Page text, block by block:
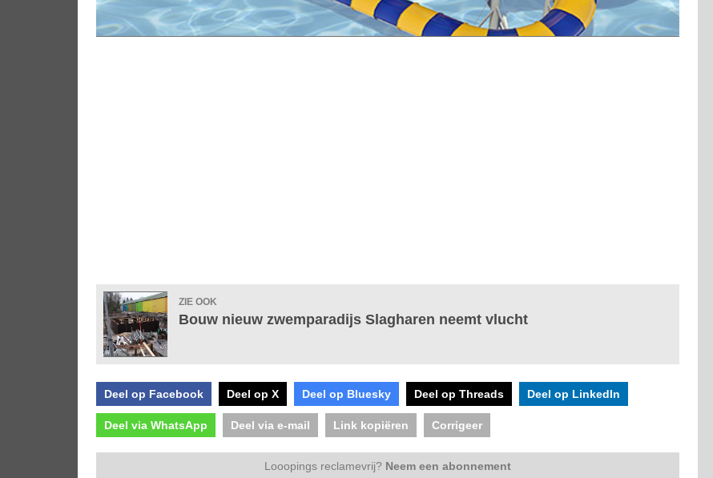
ZIE OOK
Bouw nieuw zwemparadijs Slagharen neemt vlucht
Deel op Facebook Deel op X Deel op Bluesky Deel op Threads Deel op LinkedIn
Deel via WhatsApp Deel via e-mail Link kopiëren Corrigeer
Looopings reclamevrij? Neem een abonnement